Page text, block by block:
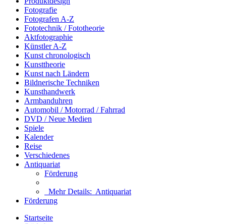
Fotografie
Fotografen A-Z
Fototechnik / Fototheorie
Aktfotographie
Künstler A-Z
Kunst chronologisch
Kunsttheorie
Kunst nach Ländern
Bildnerische Techniken
Kunsthandwerk
Armbanduhren
Automobil / Motorrad / Fahrrad
DVD / Neue Medien
Spiele
Kalender
Reise
Verschiedenes
Antiquariat
Förderung
Mehr Details: Antiquariat
Förderung
Startseite